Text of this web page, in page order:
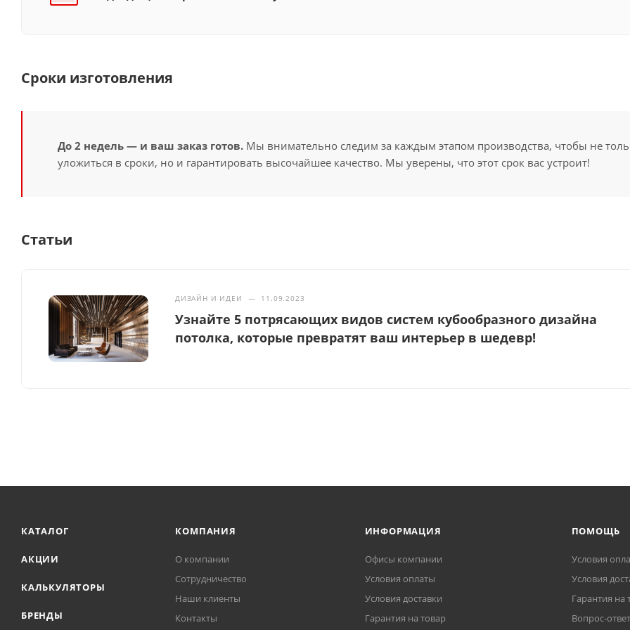
Сроки изготовления
До 2 недель — и ваш заказ готов. Мы внимательно следим за каждым этапом производства, чтобы не
уложиться в сроки, но и гарантировать высочайшее качество. Мы уверены, что этот срок вас устроит!
Статьи
ДИЗАЙН И ИДЕИ — 11.09.2023
Узнайте 5 потрясающих видов систем кубообразного дизайна
потолка, которые превратят ваш интерьер в шедевр!
КАТАЛОГ
АКЦИИ
КАЛЬКУЛЯТОРЫ
БРЕНДЫ
КОМПАНИЯ
О компании
Сотрудничество
Наши клиенты
Контакты
ИНФОРМАЦИЯ
Офисы компании
Условия оплаты
Условия доставки
Гарантия на товар
ПОМОЩЬ
Условия
Условия
Гарантия на
Вопрос-ответ